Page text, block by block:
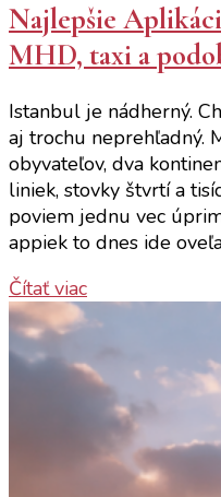
Najlepšie
MHD, taxi a
Istanbul je nádherný.
aj trochu neprehľadný.
obyvateľov, dva
liniek, stovky štvrtí a
poviem jednu vec
appiek to dnes ide
Čítať viac